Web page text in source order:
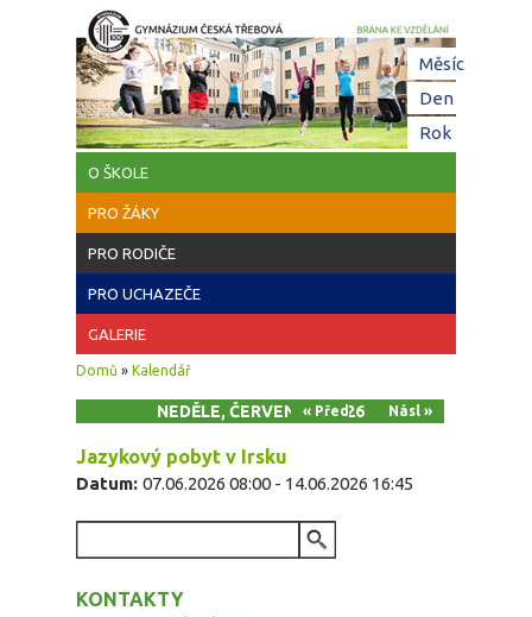
Přejít k hlavnímu obsahu
O ŠKOLE
PRO ŽÁKY
PRO RODIČE
PRO UCHAZEČE
GALERIE
Jste zde
Domů » Kalendář
NEDĚLE, ČERVEN 14, 2026
« Před Násl »
Jazykový pobyt v Irsku
Datum: 07.06.2026 08:00 - 14.06.2026 16:45
KONTAKTY
Měsíc
Den(aktivní
Rok